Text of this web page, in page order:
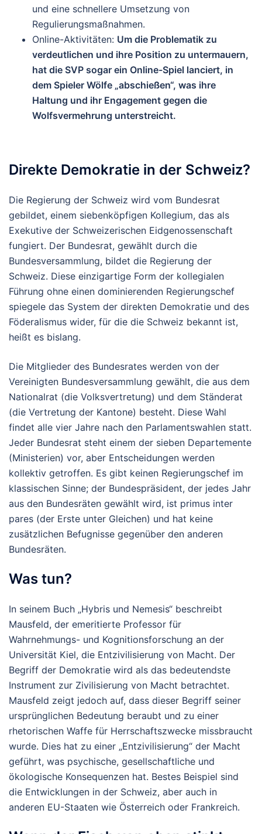
und eine schnellere Umsetzung von
Regulierungsmaßnahmen.
Online-Aktivitäten: Um die Problematik zu
verdeutlichen und ihre Position zu untermauern,
hat die SVP sogar ein Online-Spiel lanciert, in
dem Spieler Wölfe „abschießen“, was ihre
Haltung und ihr Engagement gegen die
Wolfsvermehrung unterstreicht.
Direkte Demokratie in der Schweiz?
Die Regierung der Schweiz wird vom Bundesrat
gebildet, einem siebenköpfigen Kollegium, das als
Exekutive der Schweizerischen Eidgenossenschaft
fungiert. Der Bundesrat, gewählt durch die
Bundesversammlung, bildet die Regierung der
Schweiz. Diese einzigartige Form der kollegialen
Führung ohne einen dominierenden Regierungschef
spiegele das System der direkten Demokratie und des
Föderalismus wider, für die die Schweiz bekannt ist,
heißt es bislang.
Die Mitglieder des Bundesrates werden von der
Vereinigten Bundesversammlung gewählt, die aus dem
Nationalrat (die Volksvertretung) und dem Ständerat
(die Vertretung der Kantone) besteht. Diese Wahl
findet alle vier Jahre nach den Parlamentswahlen statt.
Jeder Bundesrat steht einem der sieben Departemente
(Ministerien) vor, aber Entscheidungen werden
kollektiv getroffen. Es gibt keinen Regierungschef im
klassischen Sinne; der Bundespräsident, der jedes Jahr
aus den Bundesräten gewählt wird, ist primus inter
pares (der Erste unter Gleichen) und hat keine
zusätzlichen Befugnisse gegenüber den anderen
Bundesräten.
Was tun?
In seinem Buch „Hybris und Nemesis“ beschreibt
Mausfeld, der emeritierte Professor für
Wahrnehmungs- und Kognitionsforschung an der
Universität Kiel, die Entzivilisierung von Macht. Der
Begriff der Demokratie wird als das bedeutendste
Instrument zur Zivilisierung von Macht betrachtet.
Mausfeld zeigt jedoch auf, dass dieser Begriff seiner
ursprünglichen Bedeutung beraubt und zu einer
rhetorischen Waffe für Herrschaftszwecke missbraucht
wurde. Dies hat zu einer „Entzivilisierung“ der Macht
geführt, was psychische, gesellschaftliche und
ökologische Konsequenzen hat. Bestes Beispiel sind
die Entwicklungen in der Schweiz, aber auch in
anderen EU-Staaten wie Österreich oder Frankreich.